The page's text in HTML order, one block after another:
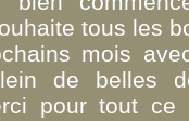
tous les
mois
de belles
pour tout